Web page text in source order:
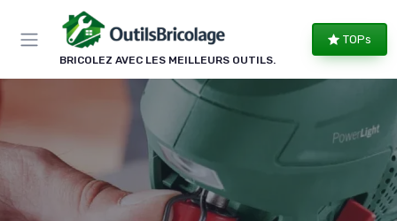
BRICOLEZ AVEC LES MEILLEURS OUTILS.
TOPs
Panneau de gestion des cookies